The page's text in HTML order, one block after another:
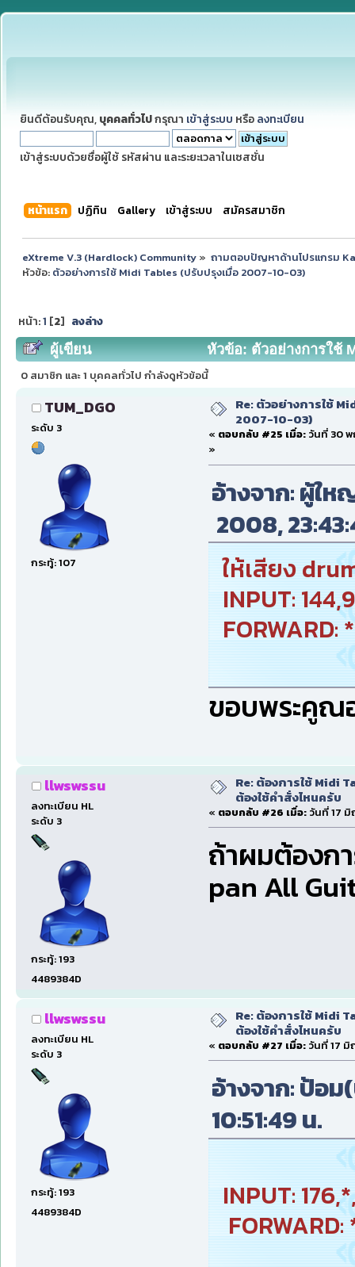
ยินดีต้อนรับคุณ, บุคคลทั่วไปกรุณา เข้าสู่ระบบ หรือ ลงทะเบียน
เข้าสู่ระบบด้วยชื่อผู้ใช้ รหัสผ่าน และระยะเวลาในเซสชั่น
หน้าแรก ปฏิทิน Gallery เข้าสู่ระบบ สมัครสมาชิก
eXtreme V.3 (Hardlock) Community» ถามตอบปัญหาด้านโปรแกรม
หัวข้อ: ตัวอย่างการใช้ Midi Tables (ปรับปรุงเมื่อ 2007-10-03)
หน้า:1 [2] ลงล่าง
ผู้เขียน หัวข้อ: ตัวอย่างการใช้
0 สมาชิก และ 1 บุคคลทั่วไป กำลังดูหัวข้อนี้
TUM_DGO
ระดับ 3
กระทู้: 107
Re: ตัวอย่างการใช้
2007-10-03)
« ตอบกลับ #25 เมื่อ: วันที่ 30
»
อ้างจาก: ผู้ใ
2008,
ให้เสียง
INPUT:
FORWARD:
ขอบพระคูณ
llwswssu
ลงทะเบียน HL
ระดับ 3
กระทู้: 193
4489384D
Re: ต้องการใช้ Midi
ต้องใช้คำสั่งไหนครับ
« ตอบกลับ #26 เมื่อ: วันที่ 17 มิ
ถ้าผมต้องก
pan All
llwswssu
ลงทะเบียน HL
ระดับ 3
กระทู้: 193
4489384D
Re: ต้องการใช้ Midi
ต้องใช้คำสั่งไหนครับ
« ตอบกลับ #27 เมื่อ: วันที่ 17 มิ
อ้างจาก: ป้อ
10:51:49 น.
INPUT: